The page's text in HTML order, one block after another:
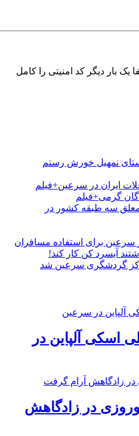
بار دیگر کد امنیتی را کامل
اسکی آلپاین در
در زادگاهش